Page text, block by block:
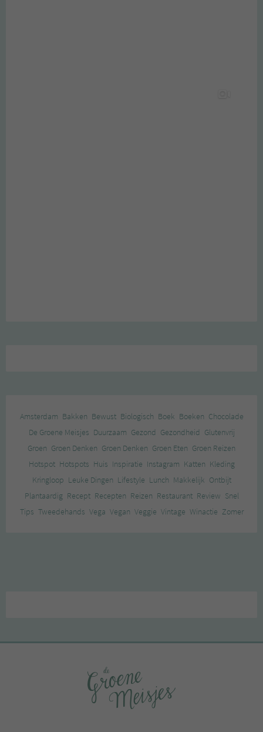
Amsterdam Bakken Bewust Biologisch Boek Boeken Chocolade
De Groene Meisjes Duurzaam Gezond Gezondheid Glutenvrij
Groen Groen Denken Groen Denken Groen Eten Groen Reizen
Hotspot Hotspots Huis Inspiratie Instagram Katten Kleding
Kringloop Leuke Dingen Lifestyle Lunch Makkelijk Ontbijt
Plantaardig Recept Recepten Reizen Restaurant Review Snel
Tips Tweedehands Vega Vegan Veggie Vintage Winactie Zomer